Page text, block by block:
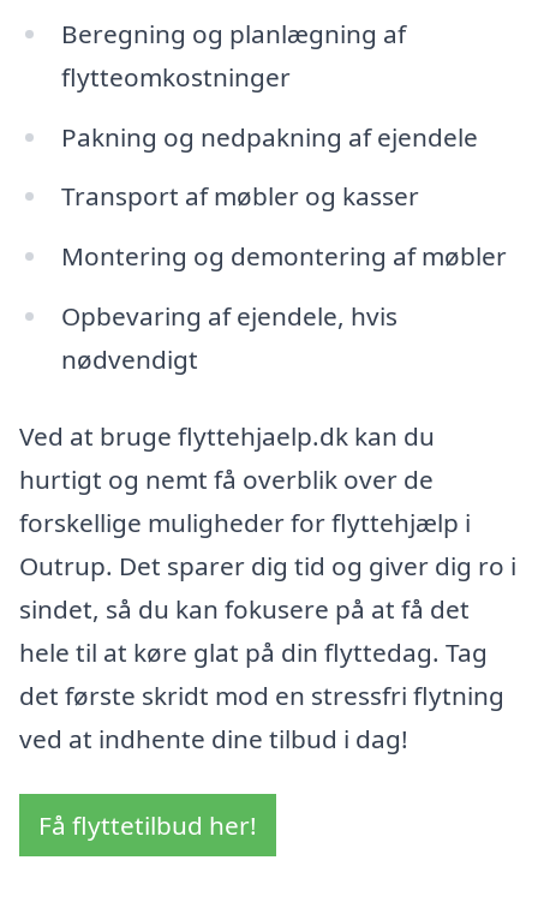
Beregning og planlægning af
flytteomkostninger
Pakning og nedpakning af ejendele
Transport af møbler og kasser
Montering og demontering af møbler
Opbevaring af ejendele, hvis
nødvendigt
Ved at bruge flyttehjaelp.dk kan du
hurtigt og nemt få overblik over de
forskellige muligheder for flyttehjælp i
Outrup. Det sparer dig tid og giver dig ro i
sindet, så du kan fokusere på at få det
hele til at køre glat på din flyttedag. Tag
det første skridt mod en stressfri flytning
ved at indhente dine tilbud i dag!
Få flyttetilbud her!